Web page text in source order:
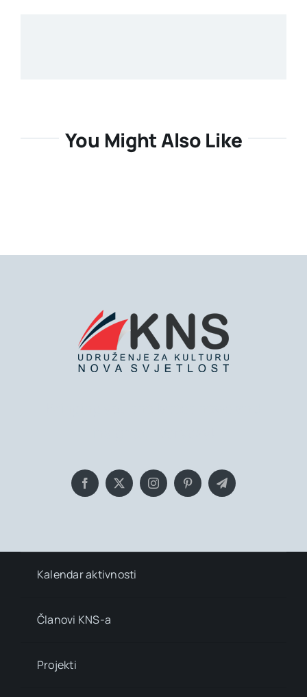
You Might Also Like
Kalendar aktivnosti
Članovi KNS-a
Projekti